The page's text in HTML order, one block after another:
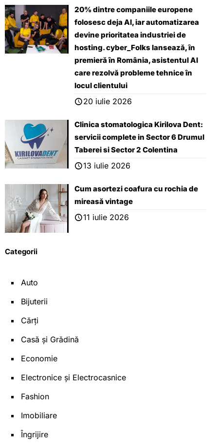
20% dintre companiile europene
folosesc deja AI, iar automatizarea
devine prioritatea industriei de
hosting. cyber_Folks lansează, ȋn
premieră ȋn România, asistentul AI
care rezolvă probleme tehnice în
locul clientului
20 iulie 2026
Clinica stomatologica Kirilova Dent:
servicii complete in Sector 6 Drumul
Taberei si Sector 2 Colentina
13 iulie 2026
Cum asortezi coafura cu rochia de
mireasă vintage
11 iulie 2026
Categorii
Auto
Bijuterii
Cărți
Casă și Grădină
Economie
Electronice și Electrocasnice
Fashion
Imobiliare
Îngrijire